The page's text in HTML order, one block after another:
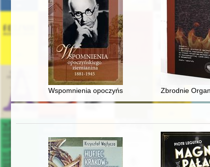
Wspomnienia opoczyńskiego ziemianina 1881-
Zbrodnie